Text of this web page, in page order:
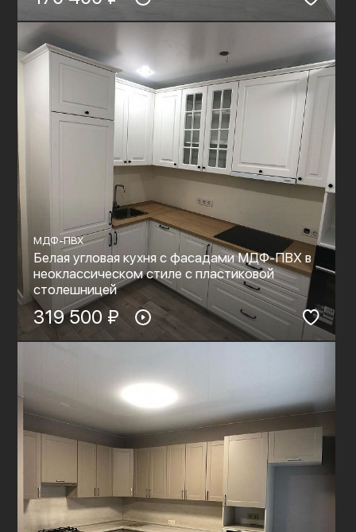
МДФ-ПВХ
Белая угловая кухня с фасадами МДФ-ПВХ в
неоклассическом стиле с пластиковой
столешницей
319 500 ₽